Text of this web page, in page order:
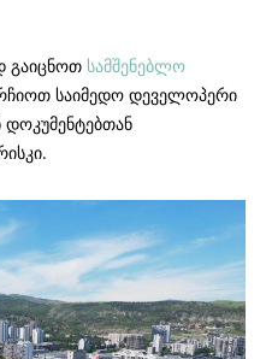
გაიცნოთ სამშენებლო
საიმედო დეველოპერი